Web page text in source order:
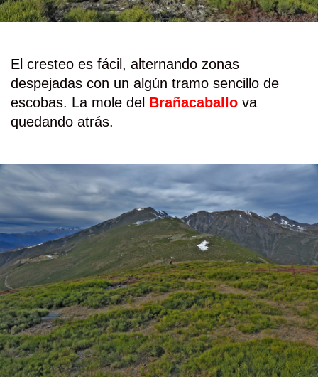
El cresteo es fácil, alternando zonas
despejadas con un algún tramo sencillo de
escobas. La mole del Brañacaballo va
quedando atrás.